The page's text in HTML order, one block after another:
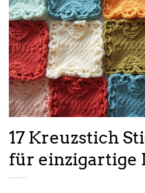
17 Kreuzstich
für einzigartige